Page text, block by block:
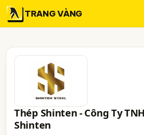
TRANG VÀNG
Thép Shinten - Công Ty
Shinten